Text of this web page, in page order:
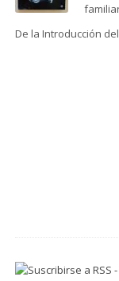
De la Introducción